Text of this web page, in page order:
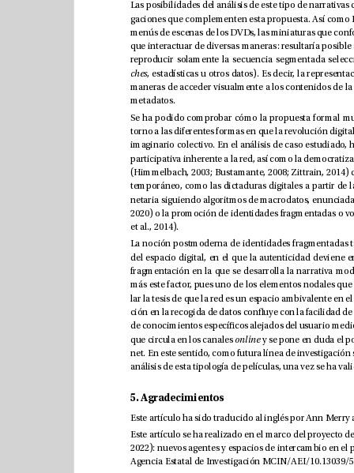
ches
metadatos.
que circula en los canales on line
5. Agradecimientos